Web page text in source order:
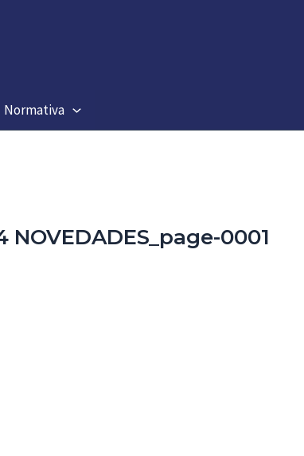
Normativa
NOVEDADES_page-0001